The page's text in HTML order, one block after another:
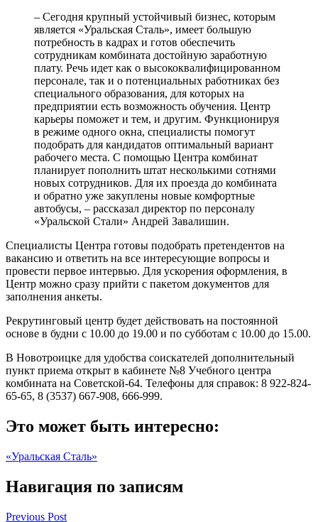
– Сегодня крупный устойчивый бизнес, которым
является «Уральская Сталь», имеет большую
потребность в кадрах и готов обеспечить
сотрудникам комбината достойную заработную
плату. Речь идет как о высококвалифицированном
персонале, так и о потенциальных работниках без
специального образования, для которых на
предприятии есть возможность обучения. Центр
карьеры поможет и тем, и другим. Функционируя
в режиме одного окна, специалисты помогут
подобрать для кандидатов оптимальный вариант
рабочего места. С помощью Центра комбинат
планирует пополнить штат несколькими сотнями
новых сотрудников. Для их проезда до комбината
и обратно уже закуплены новые комфортные
автобусы, – рассказал директор по персоналу
«Уральской Стали» Андрей Завалишин.
Специалисты Центра готовы подобрать претендентов на
вакансию и ответить на все интересующие вопросы и
провести первое интервью. Для ускорения оформления, в
Центр можно сразу прийти с пакетом документов для
заполнения анкеты.
Рекрутинговый центр будет действовать на постоянной
основе в будни с 10.00 до 19.00 и по субботам с 10.00 до 15.00.
В Новотроицке для удобства соискателей дополнительный
пункт приема открыт в кабинете №8 Учебного центра
комбината на Советской-64. Телефоны для справок: 8 922-824-
65-65, 8 (3537) 667-908, 666-999.
Это может быть интересно:
«Уральская Сталь»
Навигация по записям
Previous Post